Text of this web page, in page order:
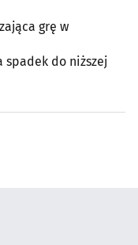
grę w
spadek do niższej